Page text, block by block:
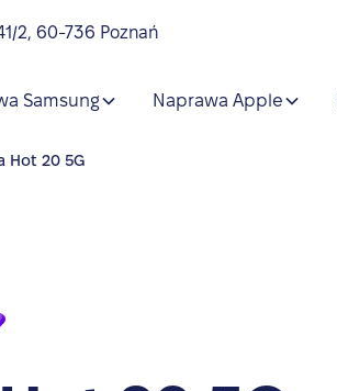
2, 60-736 Poznań
Samsung Naprawa Apple
Hot 20 5G